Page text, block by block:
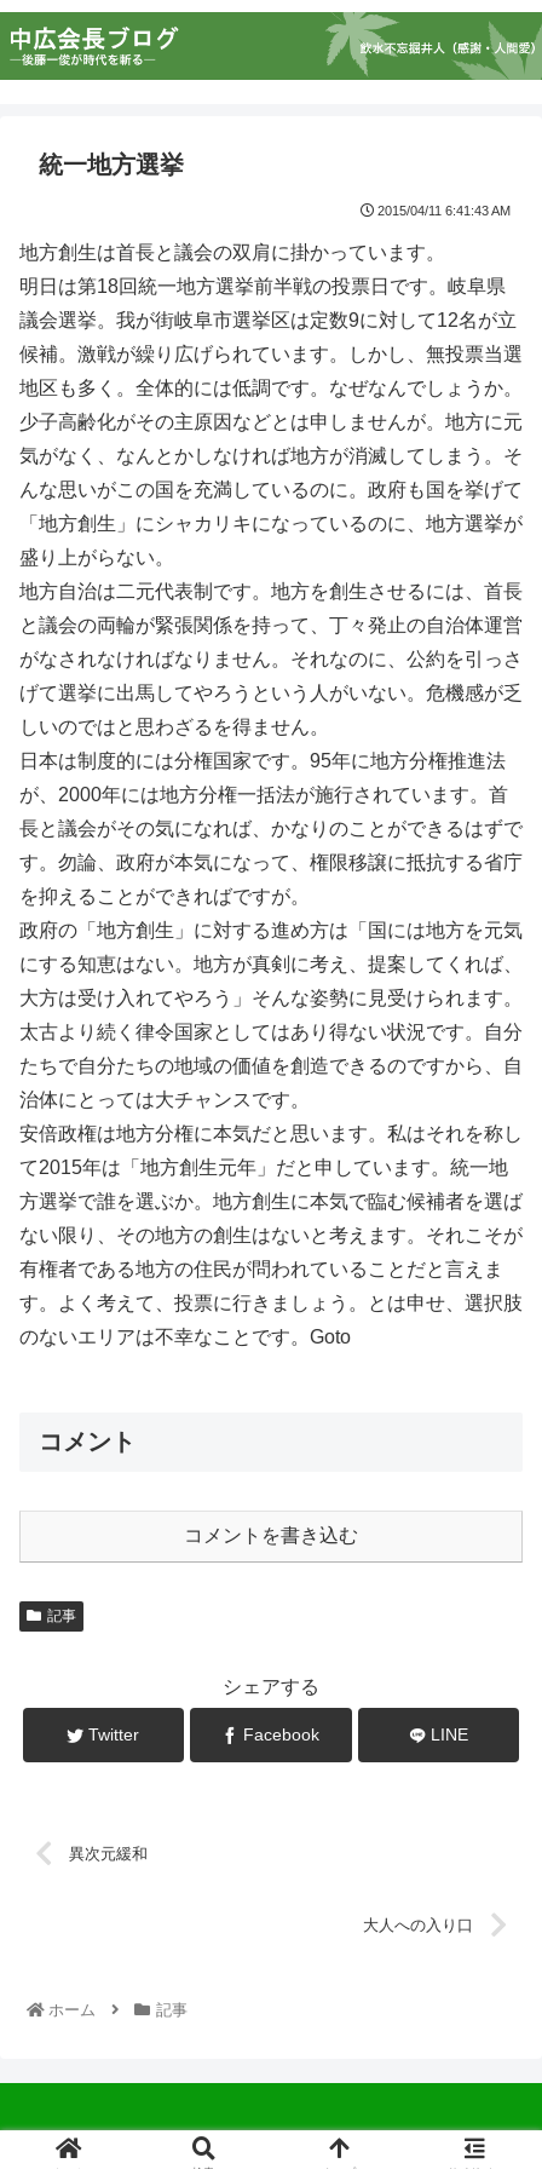
統一地方選挙
2015/04/11 6:41:43 AM
地方創生は首長と議会の双肩に掛かっています。
明日は第18回統一地方選挙前半戦の投票日です。岐阜県
議会選挙。我が街岐阜市選挙区は定数9に対して12名が立
候補。激戦が繰り広げられています。しかし、無投票当選
地区も多く。全体的には低調です。なぜなんでしょうか。
少子高齢化がその主原因などとは申しませんが。地方に元
気がなく、なんとかしなければ地方が消滅してしまう。そ
んな思いがこの国を充満しているのに。政府も国を挙げて
「地方創生」にシャカリキになっているのに、地方選挙が
盛り上がらない。
地方自治は二元代表制です。地方を創生させるには、首長
と議会の両輪が緊張関係を持って、丁々発止の自治体運営
がなされなければなりません。それなのに、公約を引っさ
げて選挙に出馬してやろうという人がいない。危機感が乏
しいのではと思わざるを得ません。
日本は制度的には分権国家です。95年に地方分権推進法
が、2000年には地方分権一括法が施行されています。首
長と議会がその気になれば、かなりのことができるはずで
す。勿論、政府が本気になって、権限移譲に抵抗する省庁
を抑えることができればですが。
政府の「地方創生」に対する進め方は「国には地方を元気
にする知恵はない。地方が真剣に考え、提案してくれば、
大方は受け入れてやろう」そんな姿勢に見受けられます。
太古より続く律令国家としてはあり得ない状況です。自分
たちで自分たちの地域の価値を創造できるのですから、自
治体にとっては大チャンスです。
安倍政権は地方分権に本気だと思います。私はそれを称し
て2015年は「地方創生元年」だと申しています。統一地
方選挙で誰を選ぶか。地方創生に本気で臨む候補者を選ば
ない限り、その地方の創生はないと考えます。それこそが
有権者である地方の住民が問われていることだと言えま
す。よく考えて、投票に行きましょう。とは申せ、選択肢
のないエリアは不幸なことです。Goto
コメント
コメントを書き込む
記事
シェアする
Twitter Facebook LINE
異次元緩和
大人への入り口
ホーム 記事
© 2022 中広会長ブログ.